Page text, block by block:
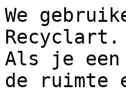
We
Als je een
de ruimte